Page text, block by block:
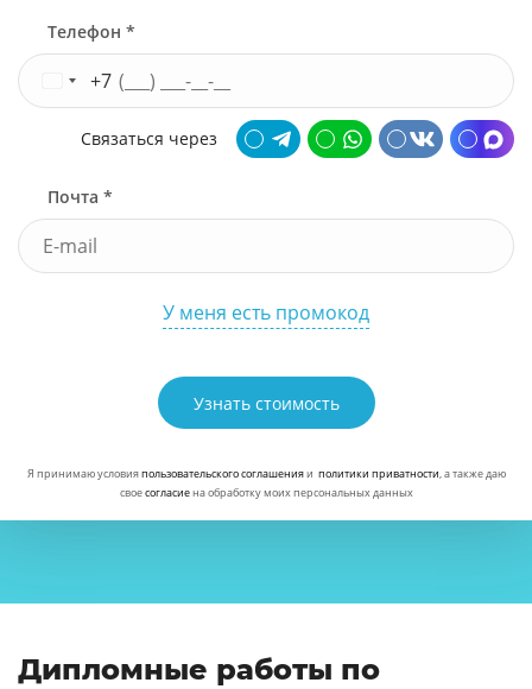
Телефон *
+7
Связаться через
Почта *
У меня есть промокод
Узнать стоимость
Я принимаю условияпользовательского соглашенияи политики приватности, а также даю
своесогласиена обработку моих персональных данных
Дипломные работы по